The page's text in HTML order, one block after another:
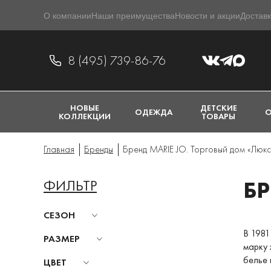
О компанииНаши преимуществаНовости и акции
8 (495) 739-86-76
НОВЫЕ
КОЛЛЕКЦИИ ОДЕЖДА ДЕТСКИЕ
ТОВАРЫ
Главная Бренды Бренд MARIE JO. Торговый дом
ФИЛЬТР
СЕЗОН
РАЗМЕР
ЦВЕТ
В
марку
белье